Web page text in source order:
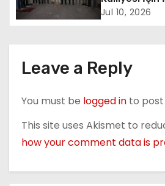
i
n
Jul 10, 2026
Leave a Reply
You must be logged in to
This site uses Akismet to
how your comment data is